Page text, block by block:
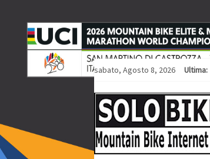
sabato, Agosto 8, 2026 Ultima: